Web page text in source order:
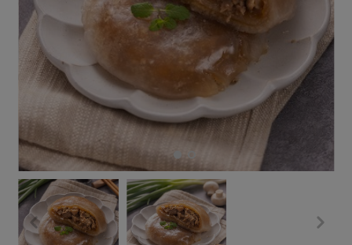
畜產肉類 水產
水畜加工品
調理食材・點心
調味醬料/南北貨 烘焙
休閒零嘴 沖泡飲品
保健食品
居家好物
料理方式
烘焙．點心
漬物
涼拌沙拉
飲品
合作25-經典快閃最後一週
合作25-精選產品第四彈
合作25-精選產品第三彈
更多當季產品
議題活動
主婦聯盟X樂齡網特約優惠案
30%rPET紅烏龍茶
廚房瑜伽
關注議題
減硝酸鹽 惜食
非基改運動 支持本土農糧
廢核運動
減添加物 減塑減廢
公益金 食農教育
更多議題
產品檢驗
自主把關
檢驗報告
硝酸鹽檢驗
社員權益
合作社法規